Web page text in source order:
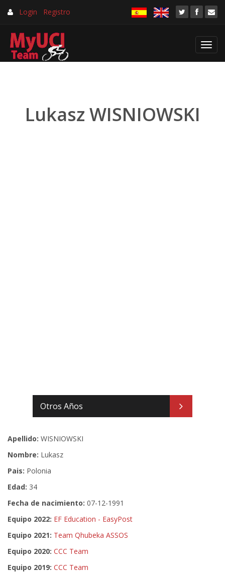
Login Registro
Lukasz WISNIOWSKI
Otros Años
Apellido: WISNIOWSKI
Nombre: Lukasz
Pais: Polonia
Edad: 34
Fecha de nacimiento: 07-12-1991
Equipo 2022: EF Education - EasyPost
Equipo 2021: Team Qhubeka ASSOS
Equipo 2020: CCC Team
Equipo 2019: CCC Team